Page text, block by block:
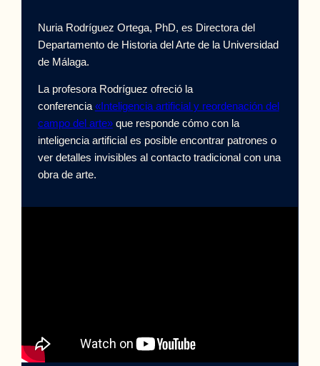
Nuria Rodríguez Ortega, PhD, es Directora del
Departamento de Historia del Arte de la Universidad
de Málaga.
La profesora Rodríguez ofreció la
conferencia«Inteligencia artificial y reordenación del
campo del arte»que responde cómo con la
inteligencia artificial es posible encontrar patrones o
ver detalles invisibles al contacto tradicional con una
obra de arte.